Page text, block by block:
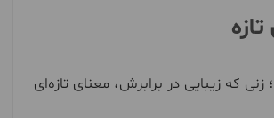
زنی که زیبایی در برابرش، معنای تازه‌ای